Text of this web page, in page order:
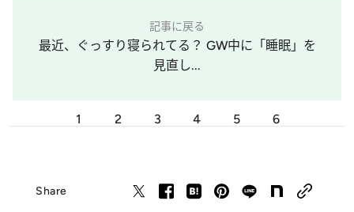
記事に戻る
最近、ぐっすり寝られてる？ GW中に「睡眠」を
見直し...
1 2 3 4 5 6
Share